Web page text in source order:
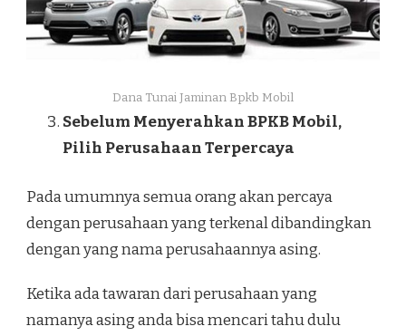
Dana Tunai Jaminan Bpkb Mobil
Sebelum Menyerahkan BPKB Mobil,
Pilih Perusahaan Terpercaya
Pada umumnya semua orang akan percaya
dengan perusahaan yang terkenal dibandingkan
dengan yang nama perusahaannya asing.
Ketika ada tawaran dari perusahaan yang
namanya asing anda bisa mencari tahu dulu